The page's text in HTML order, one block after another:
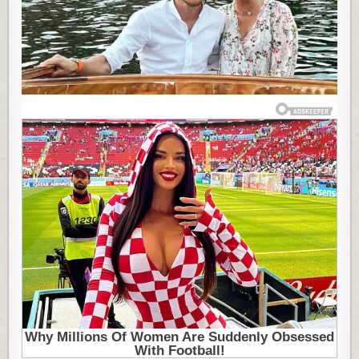
NASELJE,
ŽIVI
U
RASKOŠNOJ
KUĆI
OD
12
MILIONA
€:
POGLED
NA
UNUTRAŠNJOST
ODUZIMA
DAH